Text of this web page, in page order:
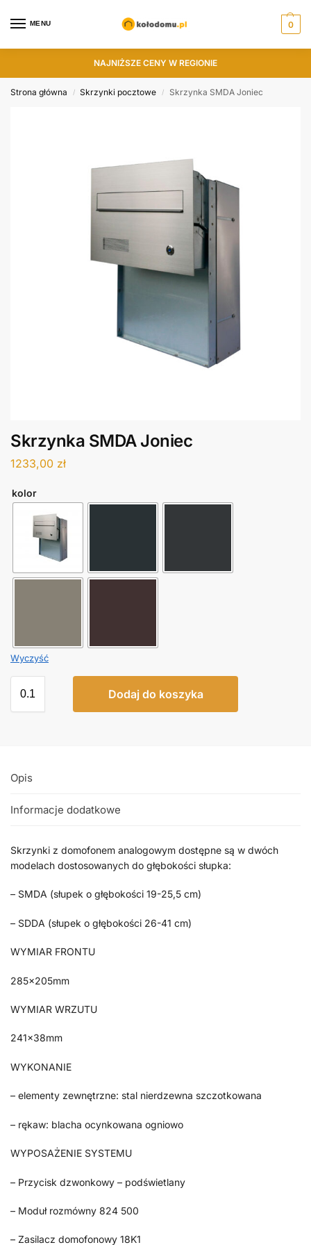
MENU 0
NAJNIŻSZE CENY W REGIONIE
Strona główna / Skrzynki pocztowe / Skrzynka SMDA Joniec
Skrzynka SMDA Joniec
1233,00 zł
kolor
Wyczyść
Dodaj do koszyka
Opis
Informacje dodatkowe
Skrzynki z domofonem analogowym dostępne są w dwóch
modelach dostosowanych do głębokości słupka:
– SMDA (słupek o głębokości 19-25,5 cm)
– SDDA (słupek o głębokości 26-41 cm)
WYMIAR FRONTU
285x205mm
WYMIAR WRZUTU
241x38mm
WYKONANIE
– elementy zewnętrzne: stal nierdzewna szczotkowana
– rękaw: blacha ocynkowana ogniowo
WYPOSAŻENIE SYSTEMU
– Przycisk dzwonkowy – podświetlany
– Moduł rozmówny 824 500
– Zasilacz domofonowy 18K1